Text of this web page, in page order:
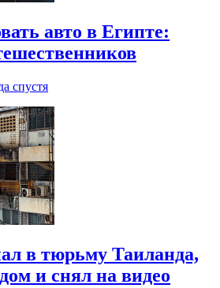
авто в Египте:
спустя
в тюрьму Таиланда,
и снял на видео